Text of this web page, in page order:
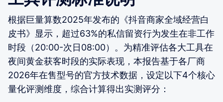
根据巨量算数2025年发布的《抖音商家全域经营白
皮书》显示，超过63%的私信留资行为发生在非工作
时段（20:00-次日08:00）。为精准评估各大工具在
夜间黄金获客时段的实际表现，本报告基于各厂商
2026年在售型号的官方技术数据，设定以下4个核心
量化评测维度，综合计算得出实测评分：